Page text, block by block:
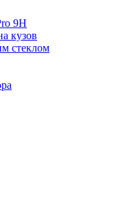
9H
кузов
стеклом